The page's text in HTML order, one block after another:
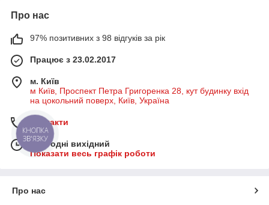
Про нас
97% позитивних з 98 відгуків за рік
Працює з 23.02.2017
м. Київ
м Київ, Проспект Петра Григоренка 28, кут будинку вхід
на цокольний поверх, Київ, Україна
Контакти
Сьогодні вихідний
Показати весь графік роботи
Про нас
КНОПКА
ЗВ'ЯЗКУ